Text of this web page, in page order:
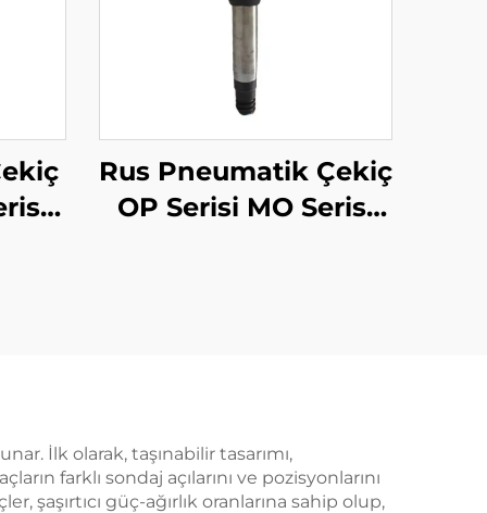
Rus Pneumatik Çekiç
OP Serisi MO Serisi
İlk olarak, taşınabilir tasarımı,
farklı sondaj açılarını ve pozisyonlarını
güç-ağırlık oranlarına sahip olup,